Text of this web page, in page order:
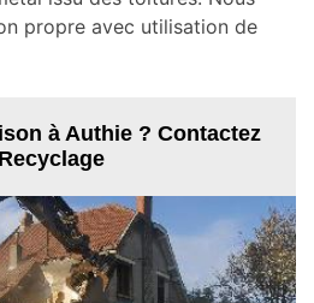
propre avec utilisation de
à Authie ? Contactez